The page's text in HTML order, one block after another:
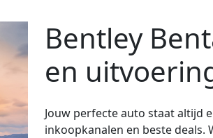
Bentley
en
Jouw perfecte auto staat altijd
inkoopkanalen en beste deals.